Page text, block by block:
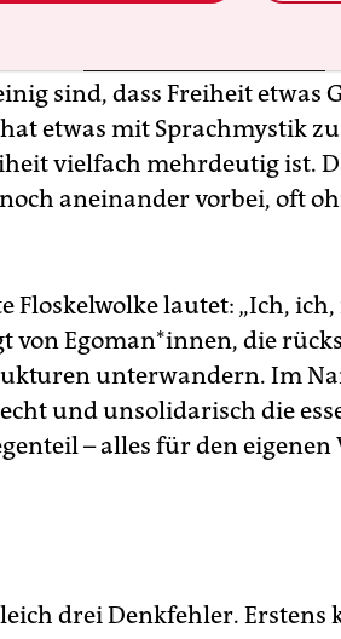
sind, dass Freiheit etwas
etwas mit Sprachmystik
vielfach mehrdeutig ist.
aneinander vorbei, oft
Floskelwolke lautet: „Ich,
Egoman*innen, die
unterwandern. Im
und unsolidarisch die
– alles für den eigenen
drei Denkfehler. Erstens